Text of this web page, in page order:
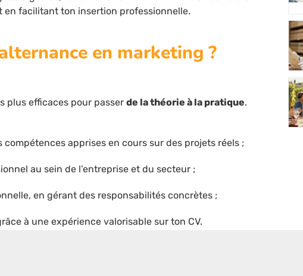
en facilitant ton insertion professionnelle.
en marketing ?
plus efficaces pour passer de la théorie à la pratique.
apprises en cours sur des projets réels ;
au sein de l’entreprise et du secteur ;
en gérant des responsabilités concrètes ;
à une expérience valorisable sur ton CV.